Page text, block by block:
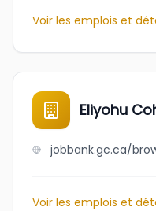
Voir les emplois et
Eliyohu
Voir les emplois et